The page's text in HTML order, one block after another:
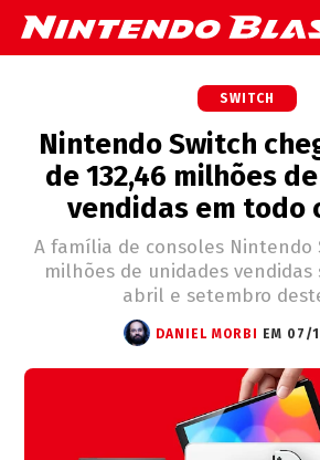
SWITCH
Nintendo Switch
de 132,46 milhões
vendidas em todo
A família de consoles Nintendo
milhões de unidades
abril e setembro
DANIEL MORBI EM 07/